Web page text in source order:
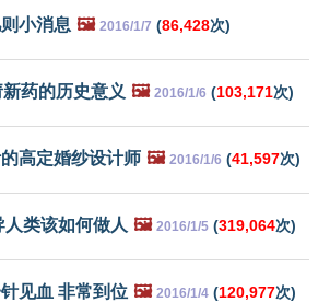
小消息 🖼️ 2016/1/7 (86,428次)
药的历史意义 🖼️ 2016/1/6 (103,171次)
高定婚纱设计师 🖼️ 2016/1/6 (41,597次)
类该如何做人 🖼️ 2016/1/5 (319,064次)
见血 非常到位 🖼️ 2016/1/4 (120,977次)